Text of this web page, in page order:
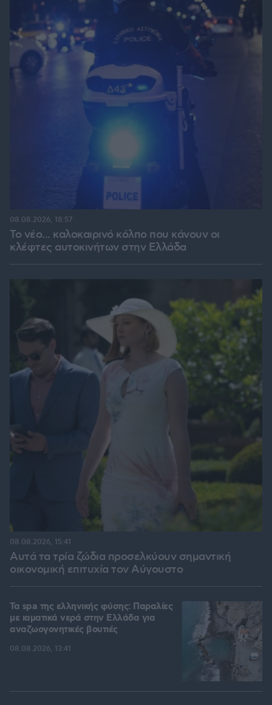
Το νέο... καλοκαιρινό κόλπο που κάνουν οι
κλέφτες αυτοκινήτων στην Ελλάδα
08.08.2026, 18:57
Αυτά τα τρία ζώδια προσελκύουν σημαντική
οικονομική επιτυχία τον Αύγουστο
08.08.2026, 15:41
Τα spa της ελληνικής φύσης: Παραλίες
με ιαματικά νερά στην Ελλάδα για
αναζωογονητικές βουτιές
08.08.2026, 13:41